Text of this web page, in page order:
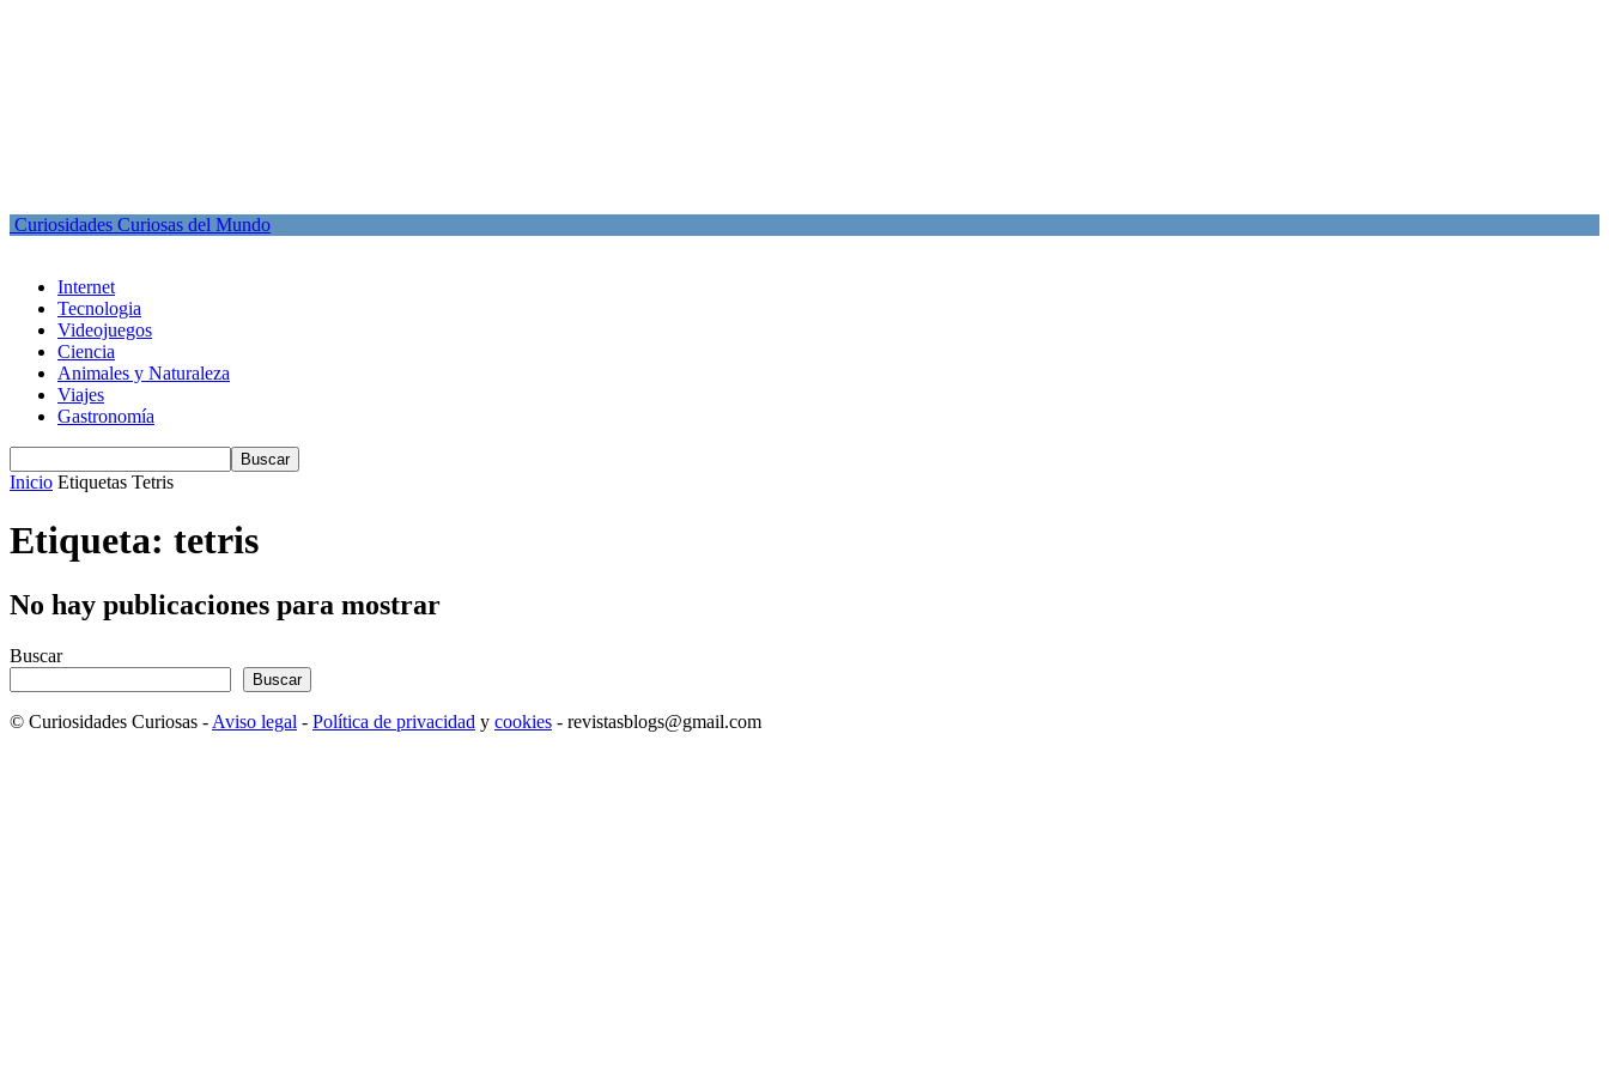
Curiosidades Curiosas del Mundo
Internet
Tecnologia
Videojuegos
Ciencia
Animales y Naturaleza
Viajes
Gastronomía
Inicio Etiquetas Tetris
Etiqueta: tetris
No hay publicaciones para mostrar
Buscar
Buscar
© Curiosidades Curiosas - Aviso legal - Política de privacidad y cookies - revistasblogs@gmail.com